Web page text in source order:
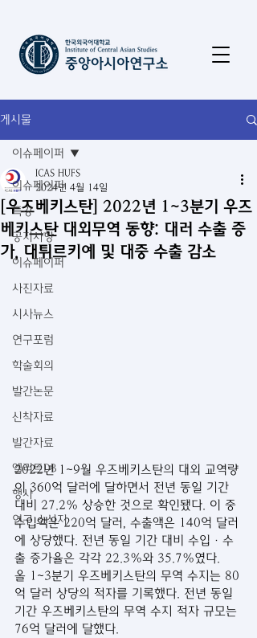
게시물
이슈페이퍼
특강
공지사항
이슈페이퍼
사진자료
시사뉴스
연구포럼
학술회의
발간논문
신착자료
발간자료
엘리트DB
행사
연구 소식지
이슈페이퍼
[우즈베키스탄] 2022년 1~3분기 우즈
베키스탄 대외무역 동향: 대러 수출 증
가, 대튀르키예 및 대중 수출 감소
ICAS HUFS
2024년 4월 14일
2022년 1~9월 우즈베키스탄의 대외 교역량
이 360억 달러에 달하면서 전년 동일 기간
대비 27.2% 상승한 것으로 확인됐다. 이 중
수입액은 220억 달러, 수출액은 140억 달러
에 상당했다. 전년 동일 기간 대비 수입·수
출 증가율은 각각 22.3%와 35.7%였다.
올 1~3분기 우즈베키스탄의 무역 수지는 80
억 달러 상당의 적자를 기록했다. 전년 동일
기간 우즈베키스탄의 무역 수지 적자 규모는
76억 달러에 달했다.